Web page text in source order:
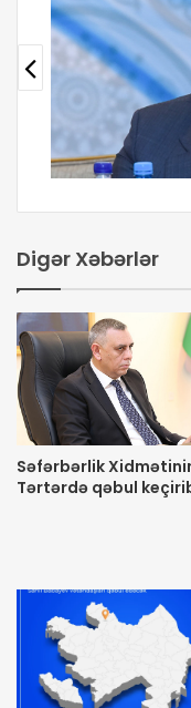
Digər Xəbərlər
Səfərbərlik
Tərtərdə qəbul